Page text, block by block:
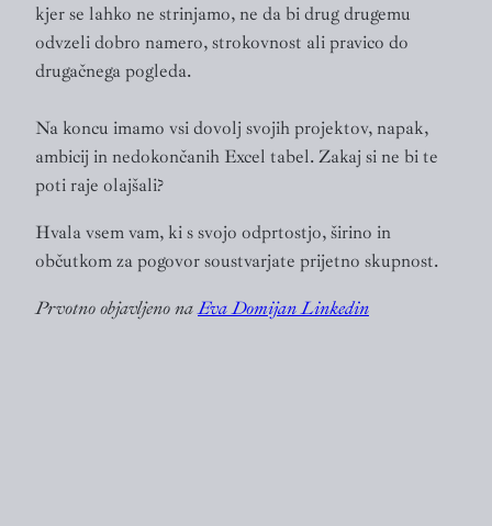
kjer se lahko ne strinjamo, ne da bi drug drugemu
odvzeli dobro namero, strokovnost ali pravico do
drugačnega pogleda.
Na koncu imamo vsi dovolj svojih projektov, napak,
ambicij in nedokončanih Excel tabel. Zakaj si ne bi te
poti raje olajšali?
Hvala vsem vam, ki s svojo odprtostjo, širino in
občutkom za pogovor soustvarjate prijetno skupnost.
Prvotno objavljeno naEva Domijan Linkedin